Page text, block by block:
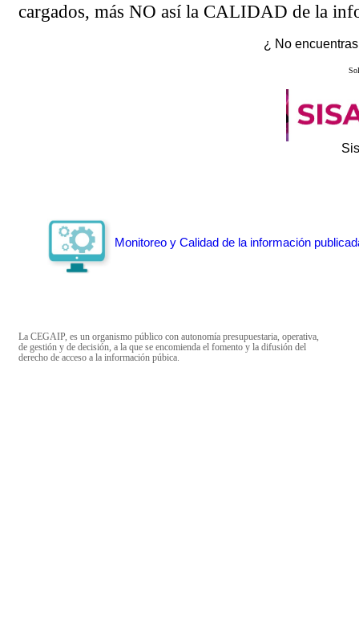
cargados, más NO así la CALIDAD de la
¿ No
Monitoreo y Calidad de la información
La CEGAIP, es un organismo público con autonomía presupuestaria, operativa,
de gestión y de decisión, a la que se encomienda el fomento y la difusión del
derecho de acceso a la información púbica.